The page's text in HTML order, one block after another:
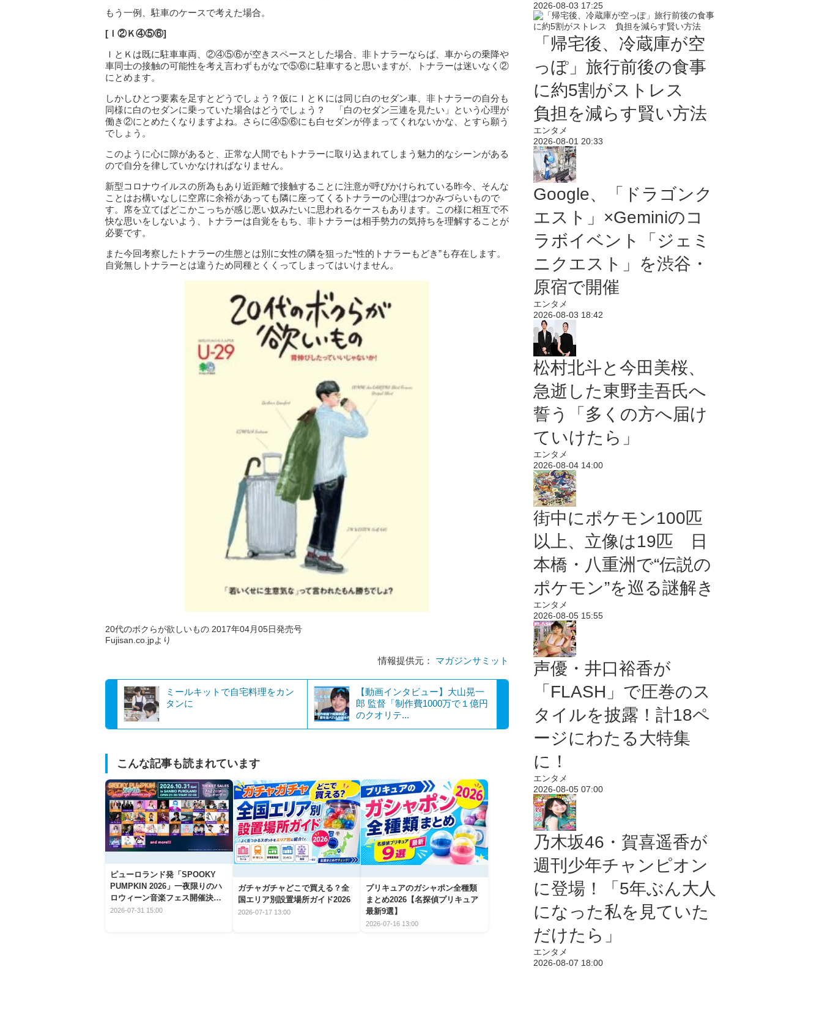
もう一例、駐車のケースで考えた場合。
[Ｉ②Ｋ④⑤⑥]
ＩとＫは既に駐車車両、②④⑤⑥が空きスペースとした場合、非トナラーならば、車からの乗降や
車同士の接触の可能性を考え言わずもがなで⑤⑥に駐車すると思いますが、トナラーは迷いなく②
にとめます。
しかしひとつ要素を足すとどうでしょう？仮にＩとＫには同じ白のセダン車、非トナラーの自分も
同様に白のセダンに乗っていた場合はどうでしょう？ 「白のセダン三連を見たい」という心理が
働き②にとめたくなりますよね。さらに④⑤⑥にも白セダンが停まってくれないかな、とすら願う
でしょう。
このように心に隙があると、正常な人間でもトナラーに取り込まれてしまう魅力的なシーンがある
ので自分を律していかなければなりません。
新型コロナウイルスの所為もあり近距離で接触することに注意が呼びかけられている昨今、そんな
ことはお構いなしに空席に余裕があっても隣に座ってくるトナラーの心理はつかみづらいもので
す。席を立てばどこかこっちが感じ悪い奴みたいに思われるケースもあります。この様に相互で不
快な思いをしないよう、トナラーは自覚をもち、非トナラーは相手勢力の気持ちを理解することが
必要です。
また今回考察したトナラーの生態とは別に女性の隣を狙った“性的トナラーもどき”も存在します。
自覚無しトナラーとは違うため同種とくくってしまってはいけません。
20代のボクらが欲しいもの 2017年04月05日発売号
Fujisan.co.jpより
情報提供元： マガジンサミット
ミールキットで自宅料理をカン
タンに
【動画インタビュー】大山晃一
郎 監督「制作費1000万で１億円
のクオリテ...
こんな記事も読まれています
ピューロランド発「SPOOKY
PUMPKIN 2026」一夜限りのハ
ロウィーン音楽フェス開催決
定！
2026-07-31 15:00
ガチャガチャどこで買える？全
国エリア別設置場所ガイド2026
2026-07-17 13:00
プリキュアのガシャポン全種類
まとめ2026【名探偵プリキュア
最新9選】
2026-07-16 13:00
2026-08-03 17:25
「帰宅後、冷蔵庫が空
っぽ」旅行前後の食事
に約5割がストレス
負担を減らす賢い方法
エンタメ
2026-08-01 20:33
Google、「ドラゴンク
エスト」×Geminiのコ
ラボイベント「ジェミ
ニクエスト」を渋谷・
原宿で開催
エンタメ
2026-08-03 18:42
松村北斗と今田美桜、
急逝した東野圭吾氏へ
誓う「多くの方へ届け
ていけたら」
エンタメ
2026-08-04 14:00
街中にポケモン100匹
以上、立像は19匹 日
本橋・八重洲で“伝説の
ポケモン”を巡る謎解き
エンタメ
2026-08-05 15:55
声優・井口裕香が
「FLASH」で圧巻のス
タイルを披露！計18ペ
ージにわたる大特集
に！
エンタメ
2026-08-05 07:00
乃木坂46・賀喜遥香が
週刊少年チャンピオン
に登場！「5年ぶん大人
になった私を見ていた
だけたら」
エンタメ
2026-08-07 18:00